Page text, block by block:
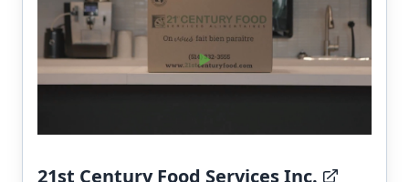
21st Century Food Services Inc.